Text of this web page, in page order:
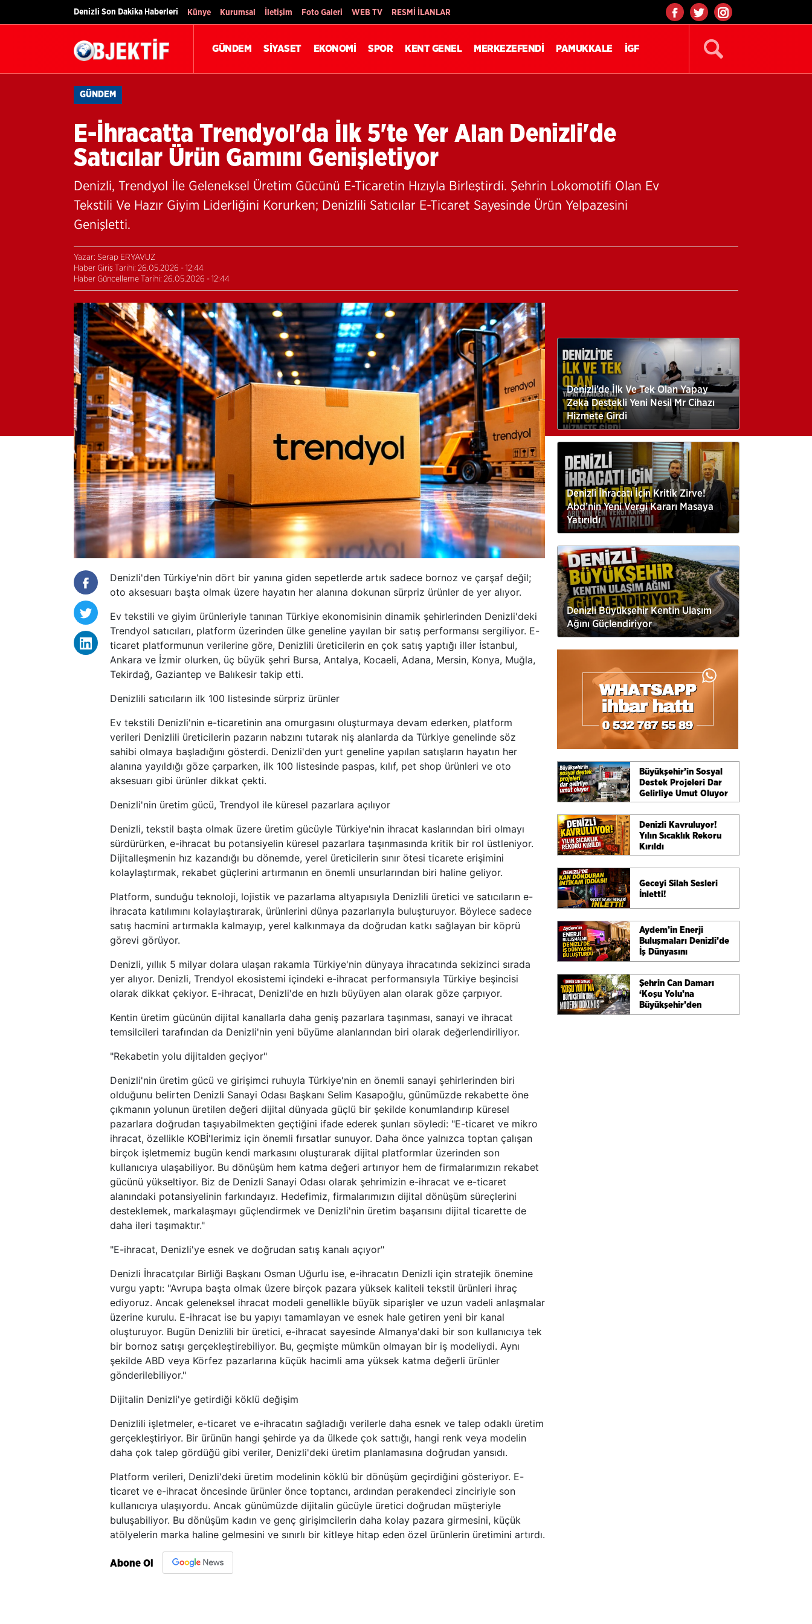
Denizli Son Dakika Haberleri Künye Kurumsal İletişim Foto Galeri WEB TV RESMİ İLANLAR
GÜNDEM SİYASET EKONOMİ SPOR KENT GENEL MERKEZEFENDİ PAMUKKALE İGF
GÜNDEM
E-İhracatta Trendyol'da İlk 5'te Yer Alan Denizli'de
Satıcılar Ürün Gamını Genişletiyor
Denizli, Trendyol İle Geleneksel Üretim Gücünü E-Ticaretin Hızıyla Birleştirdi. Şehrin Lokomotifi Olan Ev
Tekstili Ve Hazır Giyim Liderliğini Korurken; Denizlili Satıcılar E-Ticaret Sayesinde Ürün Yelpazesini
Genişletti.
Yazar: Serap ERYAVUZ
Haber Giriş Tarihi: 26.05.2026 - 12:44
Haber Güncelleme Tarihi: 26.05.2026 - 12:44
Denizli'den Türkiye'nin dört bir yanına giden sepetlerde artık sadece bornoz ve çarşaf değil;
oto aksesuarı başta olmak üzere hayatın her alanına dokunan sürpriz ürünler de yer alıyor.
Ev tekstili ve giyim ürünleriyle tanınan Türkiye ekonomisinin dinamik şehirlerinden Denizli'deki
Trendyol satıcıları, platform üzerinden ülke geneline yayılan bir satış performansı sergiliyor. E-
ticaret platformunun verilerine göre, Denizlili üreticilerin en çok satış yaptığı iller İstanbul,
Ankara ve İzmir olurken, üç büyük şehri Bursa, Antalya, Kocaeli, Adana, Mersin, Konya, Muğla,
Tekirdağ, Gaziantep ve Balıkesir takip etti.
Denizlili satıcıların ilk 100 listesinde sürpriz ürünler
Ev tekstili Denizli'nin e-ticaretinin ana omurgasını oluşturmaya devam ederken, platform
verileri Denizlili üreticilerin pazarın nabzını tutarak niş alanlarda da Türkiye genelinde söz
sahibi olmaya başladığını gösterdi. Denizli'den yurt geneline yapılan satışların hayatın her
alanına yayıldığı göze çarparken, ilk 100 listesinde paspas, kılıf, pet shop ürünleri ve oto
aksesuarı gibi ürünler dikkat çekti.
Denizli'nin üretim gücü, Trendyol ile küresel pazarlara açılıyor
Denizli, tekstil başta olmak üzere üretim gücüyle Türkiye'nin ihracat kaslarından biri olmayı
sürdürürken, e-ihracat bu potansiyelin küresel pazarlara taşınmasında kritik bir rol üstleniyor.
Dijitalleşmenin hız kazandığı bu dönemde, yerel üreticilerin sınır ötesi ticarete erişimini
kolaylaştırmak, rekabet güçlerini artırmanın en önemli unsurlarından biri haline geliyor.
Platform, sunduğu teknoloji, lojistik ve pazarlama altyapısıyla Denizlili üretici ve satıcıların e-
ihracata katılımını kolaylaştırarak, ürünlerini dünya pazarlarıyla buluşturuyor. Böylece sadece
satış hacmini artırmakla kalmayıp, yerel kalkınmaya da doğrudan katkı sağlayan bir köprü
görevi görüyor.
Denizli, yıllık 5 milyar dolara ulaşan rakamla Türkiye'nin dünyaya ihracatında sekizinci sırada
yer alıyor. Denizli, Trendyol ekosistemi içindeki e-ihracat performansıyla Türkiye beşincisi
olarak dikkat çekiyor. E-ihracat, Denizli'de en hızlı büyüyen alan olarak göze çarpıyor.
Kentin üretim gücünün dijital kanallarla daha geniş pazarlara taşınması, sanayi ve ihracat
temsilcileri tarafından da Denizli'nin yeni büyüme alanlarından biri olarak değerlendiriliyor.
"Rekabetin yolu dijitalden geçiyor"
Denizli'nin üretim gücü ve girişimci ruhuyla Türkiye'nin en önemli sanayi şehirlerinden biri
olduğunu belirten Denizli Sanayi Odası Başkanı Selim Kasapoğlu, günümüzde rekabette öne
çıkmanın yolunun üretilen değeri dijital dünyada güçlü bir şekilde konumlandırıp küresel
pazarlara doğrudan taşıyabilmekten geçtiğini ifade ederek şunları söyledi: "E-ticaret ve mikro
ihracat, özellikle KOBİ'lerimiz için önemli fırsatlar sunuyor. Daha önce yalnızca toptan çalışan
birçok işletmemiz bugün kendi markasını oluşturarak dijital platformlar üzerinden son
kullanıcıya ulaşabiliyor. Bu dönüşüm hem katma değeri artırıyor hem de firmalarımızın rekabet
gücünü yükseltiyor. Biz de Denizli Sanayi Odası olarak şehrimizin e-ihracat ve e-ticaret
alanındaki potansiyelinin farkındayız. Hedefimiz, firmalarımızın dijital dönüşüm süreçlerini
desteklemek, markalaşmayı güçlendirmek ve Denizli'nin üretim başarısını dijital ticarette de
daha ileri taşımaktır."
"E-ihracat, Denizli'ye esnek ve doğrudan satış kanalı açıyor"
Denizli İhracatçılar Birliği Başkanı Osman Uğurlu ise, e-ihracatın Denizli için stratejik önemine
vurgu yaptı: "Avrupa başta olmak üzere birçok pazara yüksek kaliteli tekstil ürünleri ihraç
ediyoruz. Ancak geleneksel ihracat modeli genellikle büyük siparişler ve uzun vadeli anlaşmalar
üzerine kurulu. E-ihracat ise bu yapıyı tamamlayan ve esnek hale getiren yeni bir kanal
oluşturuyor. Bugün Denizlili bir üretici, e-ihracat sayesinde Almanya'daki bir son kullanıcıya tek
bir bornoz satışı gerçekleştirebiliyor. Bu, geçmişte mümkün olmayan bir iş modeliydi. Aynı
şekilde ABD veya Körfez pazarlarına küçük hacimli ama yüksek katma değerli ürünler
gönderilebiliyor."
Dijitalin Denizli'ye getirdiği köklü değişim
Denizlili işletmeler, e-ticaret ve e-ihracatın sağladığı verilerle daha esnek ve talep odaklı üretim
gerçekleştiriyor. Bir ürünün hangi şehirde ya da ülkede çok sattığı, hangi renk veya modelin
daha çok talep gördüğü gibi veriler, Denizli'deki üretim planlamasına doğrudan yansıdı.
Platform verileri, Denizli'deki üretim modelinin köklü bir dönüşüm geçirdiğini gösteriyor. E-
ticaret ve e-ihracat öncesinde ürünler önce toptancı, ardından perakendeci zinciriyle son
kullanıcıya ulaşıyordu. Ancak günümüzde dijitalin gücüyle üretici doğrudan müşteriyle
buluşabiliyor. Bu dönüşüm kadın ve genç girişimcilerin daha kolay pazara girmesini, küçük
atölyelerin marka haline gelmesini ve sınırlı bir kitleye hitap eden özel ürünlerin üretimini artırdı.
Abone Ol
Denizli’de İlk Ve Tek Olan Yapay
Zeka Destekli Yeni Nesil Mr Cihazı
Hizmete Girdi
Denizli İhracatı İçin Kritik Zirve!
Abd’nin Yeni Vergi Kararı Masaya
Yatırıldı
Denizli Büyükşehir Kentin Ulaşım
Ağını Güçlendiriyor
Büyükşehir’in Sosyal
Destek Projeleri Dar
Gelirliye Umut Oluyor
Denizli Kavruluyor!
Yılın Sıcaklık Rekoru
Kırıldı
Geceyi Silah Sesleri
İnletti!
Aydem’in Enerji
Buluşmaları Denizli’de
İş Dünyasını
Buluşturdu
Şehrin Can Damarı
‘Koşu Yolu’na
Büyükşehir’den
Modern Dokunuş